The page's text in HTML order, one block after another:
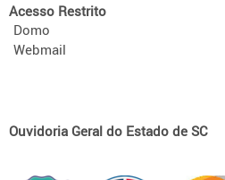
Acesso Restrito
Domo
Webmail
Ouvidoria Geral do Estado de SC